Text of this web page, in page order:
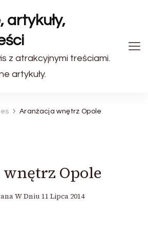
artykuły,
z atrakcyjnymi treściami.
artykuły.
Aranżacja wnętrz Opole
Opole
W Dniu 11 Lipca 2014